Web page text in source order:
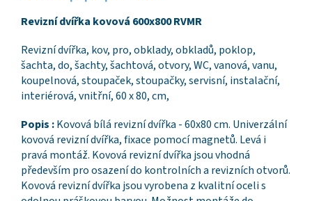
Revizní dvířka kovová 600x800 RVMR
Revizní dvířka, kov, pro, obklady, obkladů, poklop,
šachta, do, šachty, šachtová, otvory, WC, vanová, vanu,
koupelnová, stoupaček, stoupačky, servisní, instalační,
interiérová, vnitřní, 60 x 80, cm,
Popis :Kovová bílá revizní dvířka - 60x80 cm. Univerzální
kovová revizní dvířka, fixace pomocí magnetů. Levá i
pravá montáž. Kovová revizní dvířka jsou vhodná
především pro osazení do kontrolních a revizních otvorů.
Kovová revizní dvířka jsou vyrobena z kvalitní oceli s